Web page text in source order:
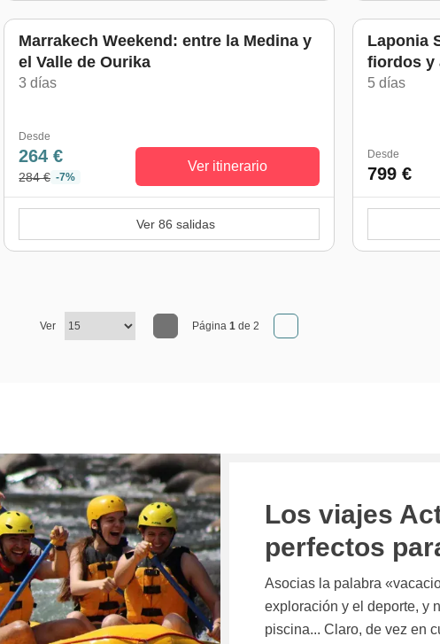
Marrakech Weekend: entre la Medina y
el Valle de Ourika
3 días
Desde
264 €
284 € -7%
Ver itinerario
Ver 86 salidas
Laponia
fiordos y
5 días
Desde
799 €
Ver Página 1 de 2
Los viajes
perfectos
Asocias la palabra
exploración y el deporte, y
piscina... Claro, de vez en